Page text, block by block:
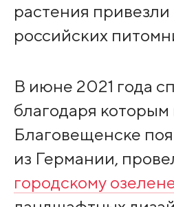
растения привезли
российских
В июне 2021 года
благодаря которым
Благовещенске
из Германии,
городскому